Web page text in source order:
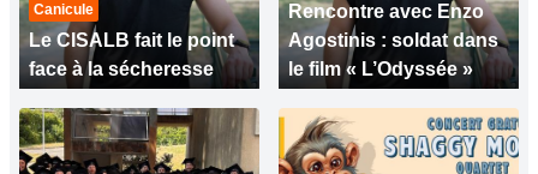
Canicule
Le CISALB fait le point
face à la sécheresse
Rencontre avec Enzo
Agostinis : soldat dans
le film « L’Odyssée »